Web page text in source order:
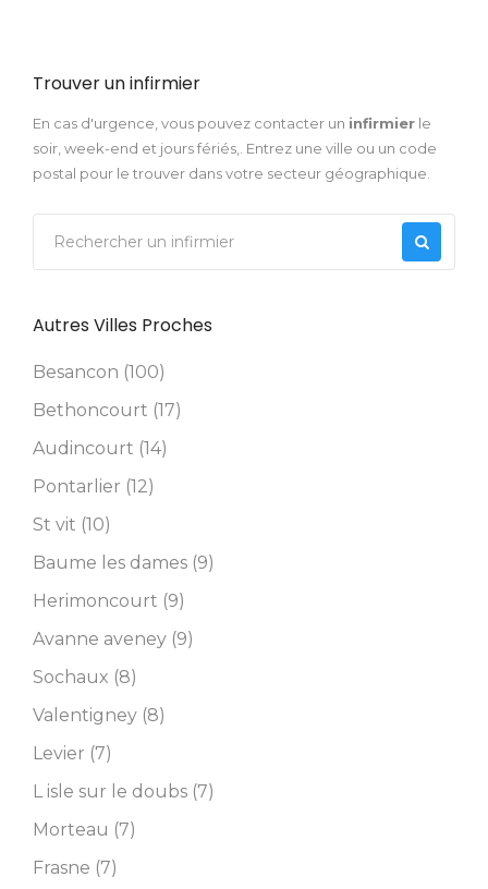
Trouver un infirmier
En cas d'urgence, vous pouvez contacter un infirmier le
soir, week-end et jours fériés,. Entrez une ville ou un code
postal pour le trouver dans votre secteur géographique.
Autres Villes Proches
Besancon (100)
Bethoncourt (17)
Audincourt (14)
Pontarlier (12)
St vit (10)
Baume les dames (9)
Herimoncourt (9)
Avanne aveney (9)
Sochaux (8)
Valentigney (8)
Levier (7)
L isle sur le doubs (7)
Morteau (7)
Frasne (7)